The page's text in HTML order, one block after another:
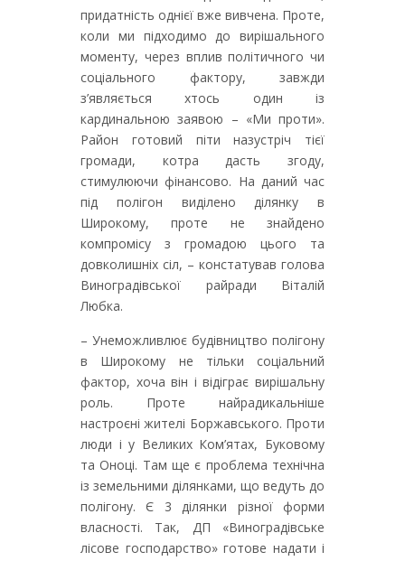
придатність однієї вже вивчена. Проте,
коли ми підходимо до вирішального
моменту, через вплив політичного чи
соціального фактору, завжди
з’являється хтось один із
кардинальною заявою – «Ми проти».
Район готовий піти назустріч тієї
громади, котра дасть згоду,
стимулюючи фінансово. На даний час
під полігон виділено ділянку в
Широкому, проте не знайдено
компромісу з громадою цього та
довколишніх сіл, – констатував голова
Виноградівської райради Віталій
Любка.
– Унеможливлює будівництво полігону
в Широкому не тільки соціальний
фактор, хоча він і відіграє вирішальну
роль. Проте найрадикальніше
настроєні жителі Боржавського. Проти
люди і у Великих Ком’ятах, Буковому
та Оноці. Там ще є проблема технічна
із земельними ділянками, що ведуть до
полігону. Є 3 ділянки різної форми
власності. Так, ДП «Виноградівське
лісове господарство» готове надати і